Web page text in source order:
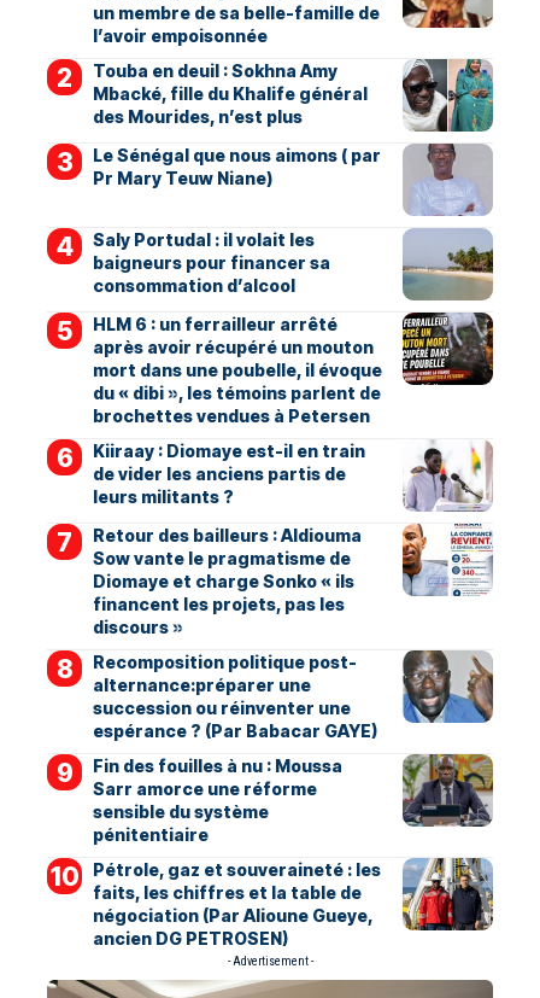
un membre de sa belle-famille de
l’avoir empoisonnée
Touba en deuil : Sokhna Amy
Mbacké, fille du Khalife général
des Mourides, n’est plus
Le Sénégal que nous aimons ( par
Pr Mary Teuw Niane)
Saly Portudal : il volait les
baigneurs pour financer sa
consommation d’alcool
HLM 6 : un ferrailleur arrêté
après avoir récupéré un mouton
mort dans une poubelle, il évoque
du « dibi », les témoins parlent de
brochettes vendues à Petersen
Kiiraay : Diomaye est-il en train
de vider les anciens partis de
leurs militants ?
Retour des bailleurs : Aldiouma
Sow vante le pragmatisme de
Diomaye et charge Sonko « ils
financent les projets, pas les
discours »
Recomposition politique post-
alternance:préparer une
succession ou réinventer une
espérance ? (Par Babacar GAYE)
Fin des fouilles à nu : Moussa
Sarr amorce une réforme
sensible du système
pénitentiaire
Pétrole, gaz et souveraineté : les
faits, les chiffres et la table de
négociation (Par Alioune Gueye,
ancien DG PETROSEN)
- Advertisement -